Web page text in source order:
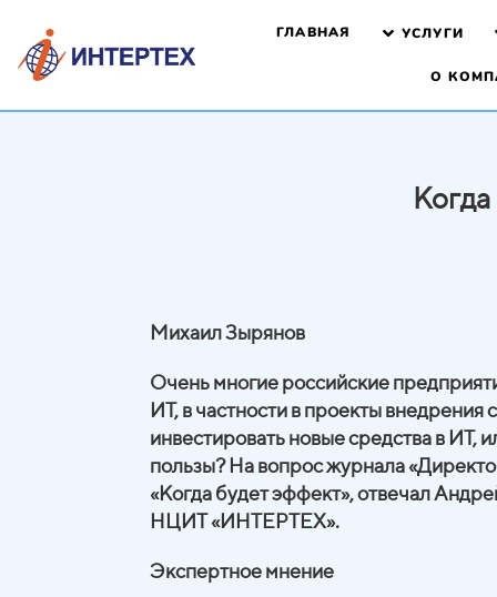
ГЛАВНАЯ УСЛУГИ
О
Михаил Зырянов
Очень многие российские
ИТ, в частности в проекты
инвестировать новые средства в ИТ,
пользы? На вопрос журнала
«Когда будет эффект», отвечал
НЦИТ «ИНТЕРТЕХ».
Экспертное мнение